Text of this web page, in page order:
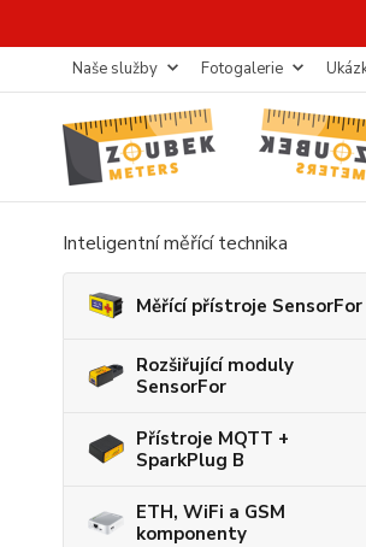
Naše služby Fotogalerie
Inteligentní měřící technika
Měřící přístroje SensorFor
Rozšiřující moduly
SensorFor
Přístroje MQTT +
SparkPlug B
ETH, WiFi a GSM
komponenty